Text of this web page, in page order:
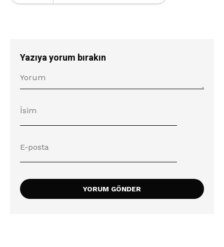
Yazıya yorum bırakın